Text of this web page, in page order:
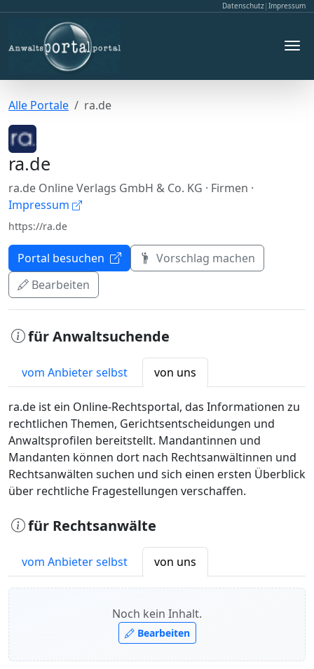
Datenschutz| Impressum
Alle Portale ra.de
ra.de
ra.de Online Verlags GmbH & Co. KG · Firmen ·
Impressum
https://ra.de
Portal besuchen
Vorschlag machen
Bearbeiten
für Anwaltsuchende
vom Anbieter selbst von uns
ra.de ist ein Online-Rechtsportal, das Informationen zu
rechtlichen Themen, Gerichtsentscheidungen und
Anwaltsprofilen bereitstellt. Mandantinnen und
Mandanten können dort nach Rechtsanwältinnen und
Rechtsanwälten suchen und sich einen ersten Überblick
über rechtliche Fragestellungen verschaffen.
für Rechtsanwälte
vom Anbieter selbst von uns
Noch kein Inhalt.
Bearbeiten